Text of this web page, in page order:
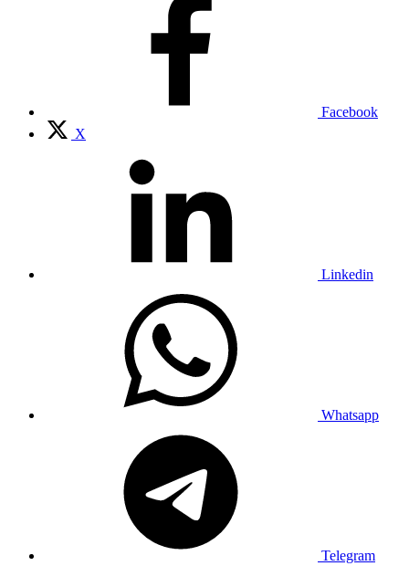
Facebook
X
Linkedin
Whatsapp
Telegram